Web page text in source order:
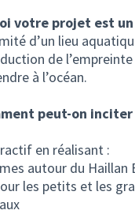
votre projet est
d’un lieu
de
à l’océan.
peut-on
en réalisant :
autour du Haillan
les petits et les